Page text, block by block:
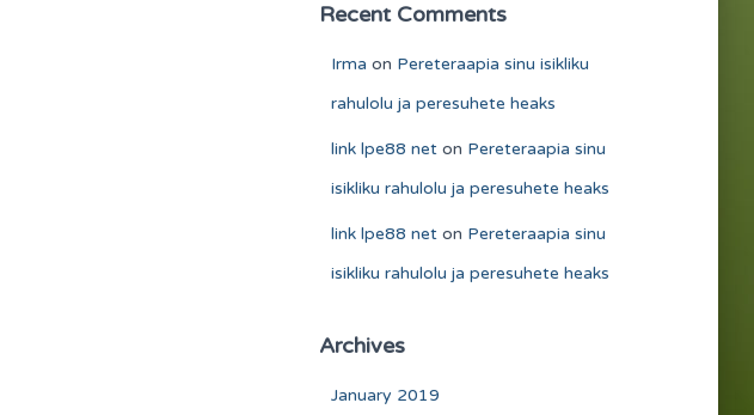
Recent Comments
Irma on Pereteraapia sinu isikliku
rahulolu ja peresuhete heaks
link lpe88 neton Pereteraapia sinu
isikliku rahulolu ja peresuhete heaks
link lpe88 neton Pereteraapia sinu
isikliku rahulolu ja peresuhete heaks
Archives
January 2019